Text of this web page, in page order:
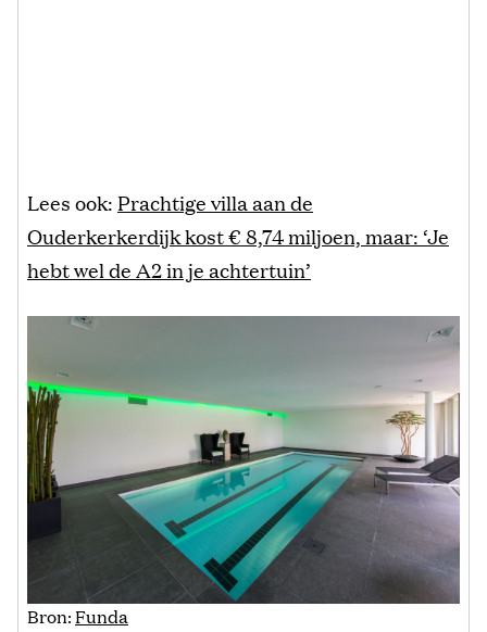
Lees ook: Prachtige villa aan de
Ouderkerkerdijk kost € 8,74 miljoen, maar: ‘Je
hebt wel de A2 in je achtertuin’
Bron:Funda